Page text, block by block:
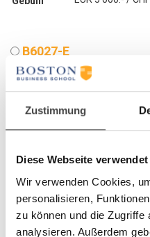
Zustimmung
Diese Webseite
Wir verwenden Cookies,
personalisieren,
zu können und die Zugriffe
analysieren. Außerdem
B6027-E
Sprache
Englisch
Daten
25.10.2027 -
Gebühr
EUR 5'000.- /
Programmname*
Startdatum*